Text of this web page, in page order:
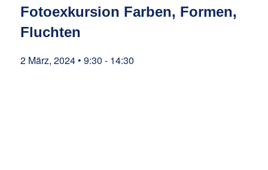
Fotoexkursion Farben, Formen,
Fluchten
2 März, 2024 • 9:30 - 14:30